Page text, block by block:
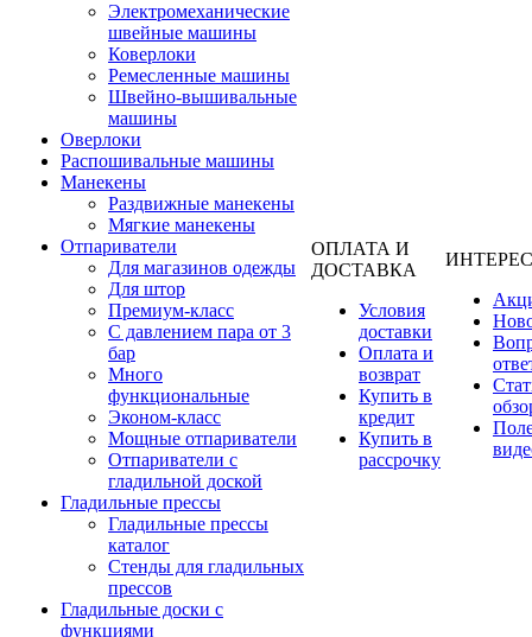
Электромеханические
швейные машины
Коверлоки
Ремесленные машины
Швейно-вышивальные
машины
Оверлоки
Распошивальные машины
Манекены
Раздвижные манекены
Мягкие манекены
Отпариватели
Для магазинов одежды
Для штор
Премиум-класс
С давлением пара от 3
бар
Много
функциональные
Эконом-класс
Мощные отпариватели
Отпариватели с
гладильной доской
Гладильные прессы
Гладильные прессы
каталог
Стенды для гладильных
прессов
Гладильные доски с
функциями
ОПЛАТА И
ДОСТАВКА
Условия
доставки
Оплата и
возврат
Купить в
кредит
Купить в
рассрочку